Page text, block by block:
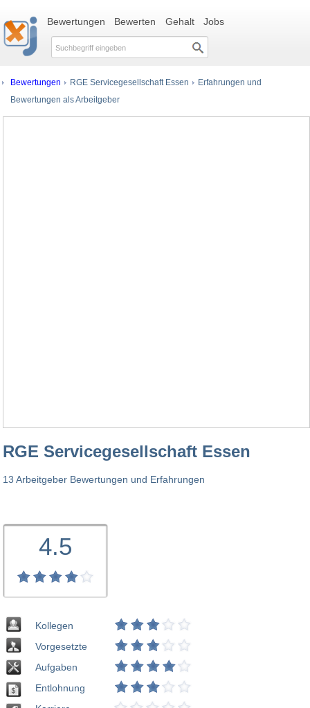
Bewertungen Bewerten Gehalt Jobs
Bewertungen RGE Servicegesellschaft Essen Erfahrungen und
Bewertungen als Arbeitgeber
RGE Servicegesellschaft Essen
13 Arbeitgeber Bewertungen und Erfahrungen
4.5
Kollegen
Vorgesetzte
Aufgaben
Entlohnung